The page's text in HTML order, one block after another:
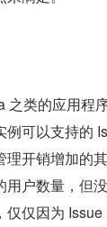
之类的应用程
例可以支持的
理开销增加的
用户数量，但
仅仅因为